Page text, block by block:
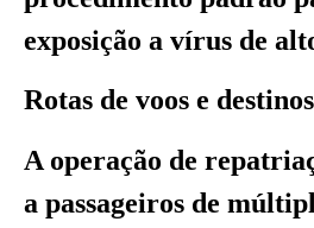
exposição a vírus de
Rotas de voos e
A operação de
a passageiros de